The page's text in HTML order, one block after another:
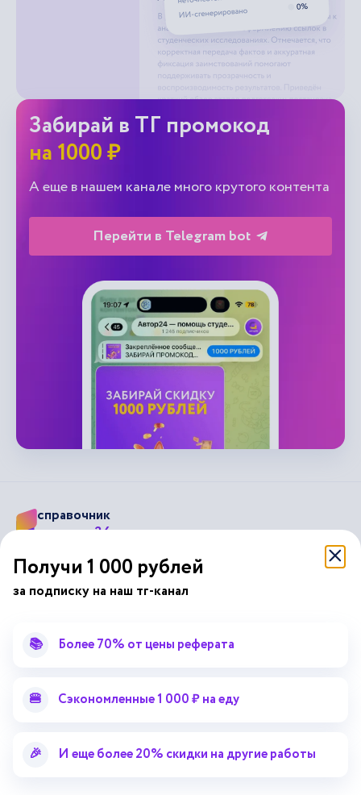
Забирай в ТГ промокод
на 1000 ₽
А еще в нашем канале много крутого контента
Перейти в Telegram bot
справочник
отавтор24
Подписывайся на наши соц. сети
Лекторий
Справочник терминов
Справочник рефератов
Для правообладателей
Получи 1 000 рублей
за подписку на наш тг-канал
📚 Более 70% от цены реферата
🍔 Сэкономленные 1 000 ₽ на еду
🎉 И еще более 20% скидки на другие работы